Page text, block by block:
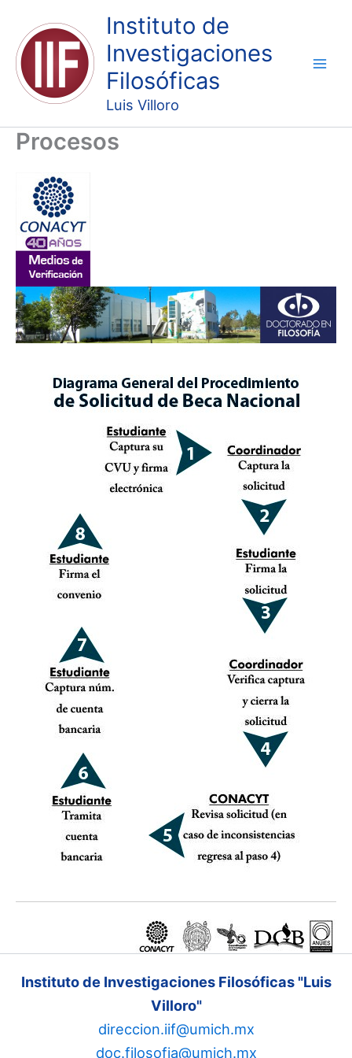
contenido
Instituto de
Investigaciones
Filosóficas
Luis Villoro
Procesos
Instituto de Investigaciones Filosóficas "Luis
Villoro"
direccion.iif@umich.mx
doc.filosofia@umich.mx